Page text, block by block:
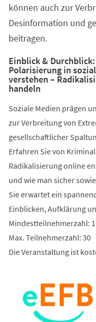
können auch zur
Desinformation und
beitragen.
Einblick &
Polarisierung in
verstehen –
handeln
Soziale Medien prägen
zur Verbreitung von
gesellschaftlicher
Erfahren Sie von
Radikalisierung online
und wie man sicher
Sie erwartet ein
Einblicken, Aufklärung
Mindestteilnehmerzahl:
Max. Teilnehmerzahl: 30
Die Veranstaltung ist